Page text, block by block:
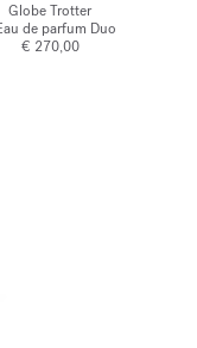
Globe Trotter
de parfum Duo
€ 270,00